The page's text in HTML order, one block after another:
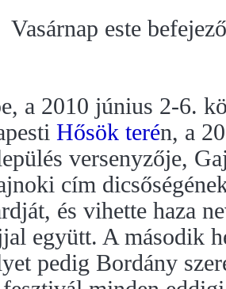
Vasárnap este
a 2010 június 2-6.
Hősök terén, a
versenyzője,
cím
és vihette haza
együtt. A második
pedig Bordány